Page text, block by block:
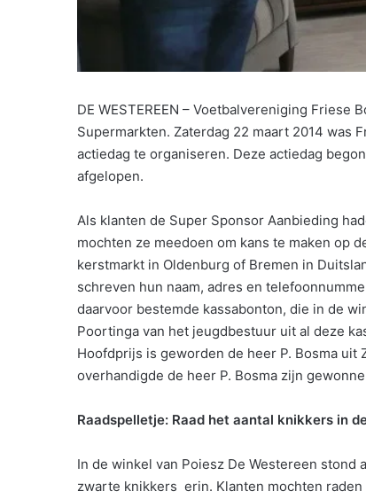
DE WESTEREEN – Voetbalvereniging
Supermarkten. Zaterdag 22 maart 2014 was
actiedag te organiseren. Deze actiedag
afgelopen.
Als klanten de Super Sponsor Aanbieding
mochten ze meedoen om kans te maken op
kerstmarkt in Oldenburg of Bremen in
schreven hun naam, adres en
daarvoor bestemde kassabonton, die in de
Poortinga van het jeugdbestuur uit al deze
Hoofdprijs is geworden de heer P. Bosma
overhandigde de heer P. Bosma zijn
Raadspelletje: Raad het aantal knikkers in
In de winkel van Poiesz De Westereen stond
zwarte knikkers erin. Klanten mochten